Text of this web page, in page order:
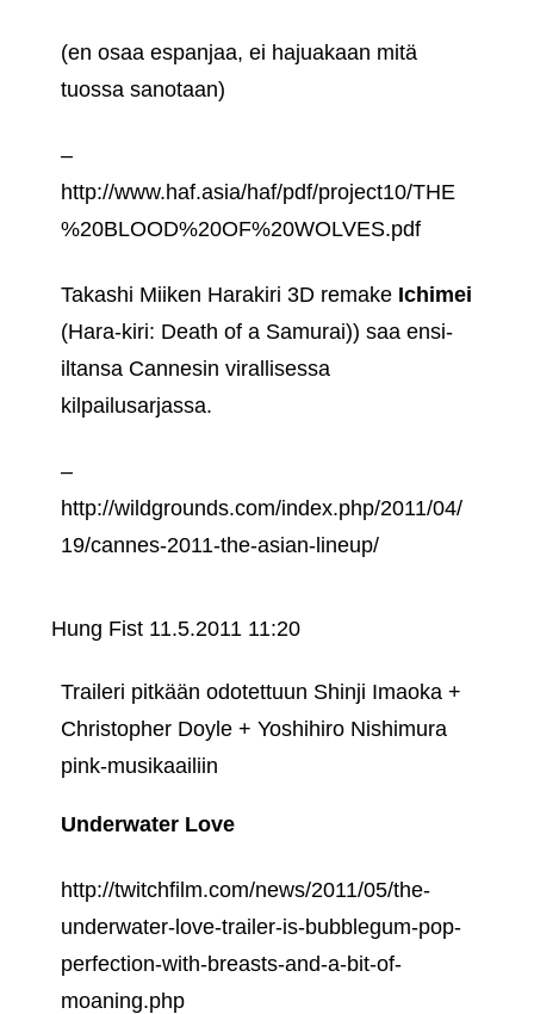
(en osaa espanjaa, ei hajuakaan mitä
tuossa sanotaan)
–
http://www.haf.asia/haf/pdf/project10/THE
%20BLOOD%20OF%20WOLVES.pdf
Takashi Miiken Harakiri 3D remake Ichimei
(Hara-kiri: Death of a Samurai)) saa ensi-
iltansa Cannesin virallisessa
kilpailusarjassa.
–
http://wildgrounds.com/index.php/2011/04/
19/cannes-2011-the-asian-lineup/
Hung Fist 11.5.2011 11:20
Traileri pitkään odotettuun Shinji Imaoka +
Christopher Doyle + Yoshihiro Nishimura
pink-musikaailiin
Underwater Love
http://twitchfilm.com/news/2011/05/the-
underwater-love-trailer-is-bubblegum-pop-
perfection-with-breasts-and-a-bit-of-
moaning.php